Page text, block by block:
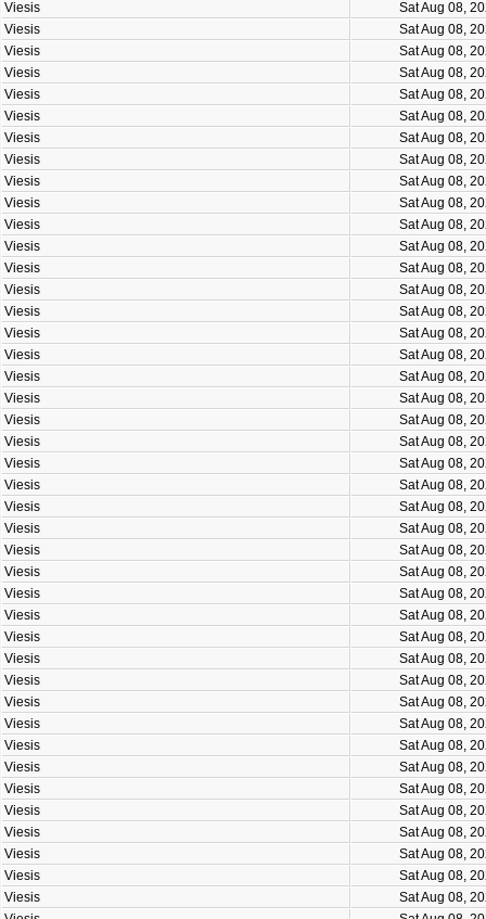
Viesis
Sat Aug 08,
Viesis
Sat Aug 08,
Viesis
Sat Aug 08,
Viesis
Sat Aug 08,
Viesis
Sat Aug 08,
Viesis
Sat Aug 08,
Viesis
Sat Aug 08,
Viesis
Sat Aug 08,
Viesis
Sat Aug 08,
Viesis
Sat Aug 08,
Viesis
Sat Aug 08,
Viesis
Sat Aug 08,
Viesis
Sat Aug 08,
Viesis
Sat Aug 08,
Viesis
Sat Aug 08,
Viesis
Sat Aug 08,
Viesis
Sat Aug 08,
Viesis
Sat Aug 08,
Viesis
Sat Aug 08,
Viesis
Sat Aug 08,
Viesis
Sat Aug 08,
Viesis
Sat Aug 08,
Viesis
Sat Aug 08,
Viesis
Sat Aug 08,
Viesis
Sat Aug 08,
Viesis
Sat Aug 08,
Viesis
Sat Aug 08,
Viesis
Sat Aug 08,
Viesis
Sat Aug 08,
Viesis
Sat Aug 08,
Viesis
Sat Aug 08,
Viesis
Sat Aug 08,
Viesis
Sat Aug 08,
Viesis
Sat Aug 08,
Viesis
Sat Aug 08,
Viesis
Sat Aug 08,
Viesis
Sat Aug 08,
Viesis
Sat Aug 08,
Viesis
Sat Aug 08,
Viesis
Sat Aug 08,
Viesis
Sat Aug 08,
Viesis
Sat Aug 08,